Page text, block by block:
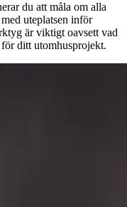
du att måla om alla
uteplatsen inför
är viktigt oavsett vad
ditt utomhusprojekt.